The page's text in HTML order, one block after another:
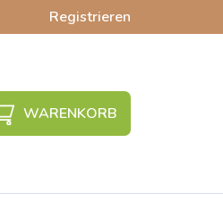
Registrieren
WARENKORB